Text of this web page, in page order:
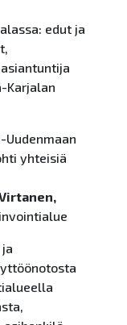
edut ja
Karjalan
Uudenmaan
yhteisiä